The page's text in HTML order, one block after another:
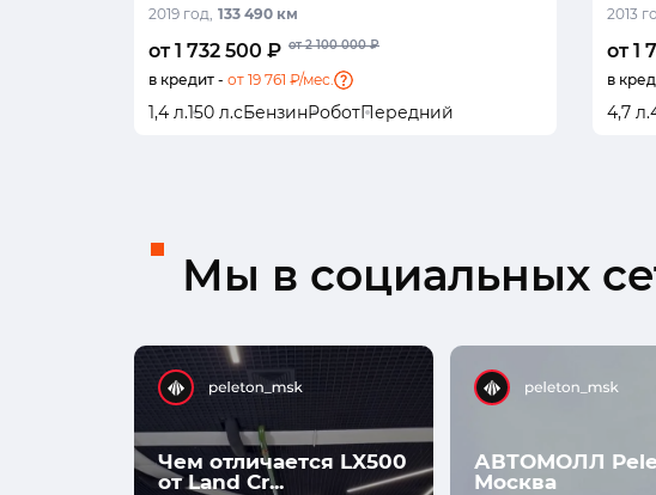
2019 год, 133 490 км
от 1 732 500 ₽ от 2 100 000 ₽
в кредит - от 19 761 ₽/мес.
1,4 л.150 л.сБензинРоботПередний
2013
от 1
в
4,7 л.
Мы в социальных
Чем отличается LX500
от Land Cr...
АВТОМОЛЛ
Москва